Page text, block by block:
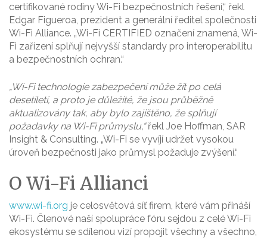
certifikované rodiny Wi-Fi bezpečnostních řešení,“ řekl
Edgar Figueroa, prezident a generální ředitel společnosti
Wi-Fi Alliance. „Wi-Fi CERTIFIED označení znamená, Wi-
Fi zařízení splňují nejvyšší standardy pro interoperabilitu
a bezpečnostních ochran.“
„Wi-Fi technologie zabezpečení může žít po celá
desetiletí, a proto je důležité, že jsou průběžně
aktualizovány tak, aby bylo zajištěno, že splňují
požadavky na Wi-Fi průmyslu,“řekl Joe Hoffman, SAR
Insight & Consulting. „Wi-Fi se vyvíjí udržet vysokou
úroveň bezpečnosti jako průmysl požaduje zvýšení.“
O Wi-Fi Allianci
www.wi-fi.org je celosvětová síť firem, které vám přináší
Wi-Fi. Členové naší spolupráce fóru sejdou z celé Wi-Fi
ekosystému se sdílenou vizí propojit všechny a všechno,